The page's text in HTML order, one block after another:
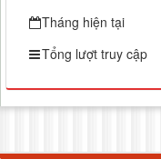
Tháng hiện tại
Tổng lượt truy cập